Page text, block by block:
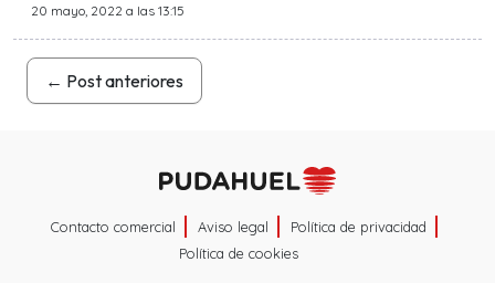
20 mayo, 2022 a las 13:15
← Post anteriores
Contacto comercial Aviso legal
Política de privacidad
Política de cookies